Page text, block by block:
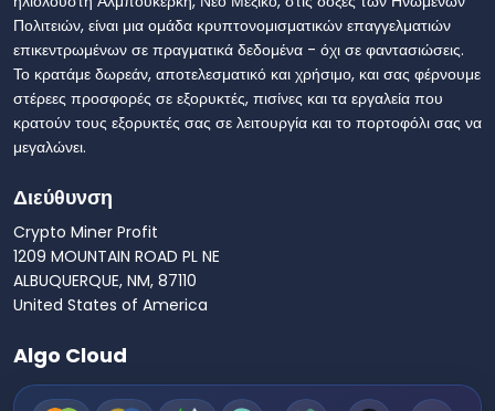
Πολιτειών, είναι μια ομάδα κρυπτονομισματικών επαγγελματιών
επικεντρωμένων σε πραγματικά δεδομένα - όχι σε φαντασιώσεις.
Το κρατάμε δωρεάν, αποτελεσματικό και χρήσιμο, και σας φέρνουμε
στέρεες προσφορές σε εξορυκτές, πισίνες και τα εργαλεία που
κρατούν τους εξορυκτές σας σε λειτουργία και το πορτοφόλι σας να
μεγαλώνει.
Διεύθυνση
Crypto Miner Profit
1209 MOUNTAIN ROAD PL NE
ALBUQUERQUE, NM, 87110
United States of America
Algo Cloud